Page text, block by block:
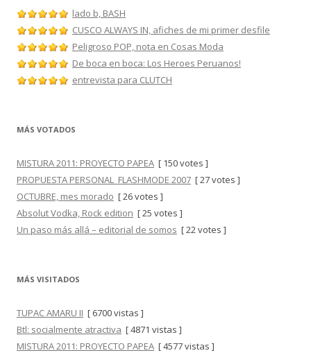
lado b, BASH
CUSCO ALWAYS IN, afiches de mi primer desfile
Peligroso POP, nota en Cosas Moda
De boca en boca: Los Heroes Peruanos!
entrevista para CLUTCH
MÁS VOTADOS
MISTURA 2011: PROYECTO PAPEA [ 150 votes ]
PROPUESTA PERSONAL_FLASHMODE 2007 [ 27 votes ]
OCTUBRE, mes morado [ 26 votes ]
Absolut Vodka, Rock edition [ 25 votes ]
Un paso más allá – editorial de somos [ 22 votes ]
MÁS VISITADOS
TUPAC AMARU II [ 6700 vistas ]
Btl: socialmente atractiva [ 4871 vistas ]
MISTURA 2011: PROYECTO PAPEA [ 4577 vistas ]